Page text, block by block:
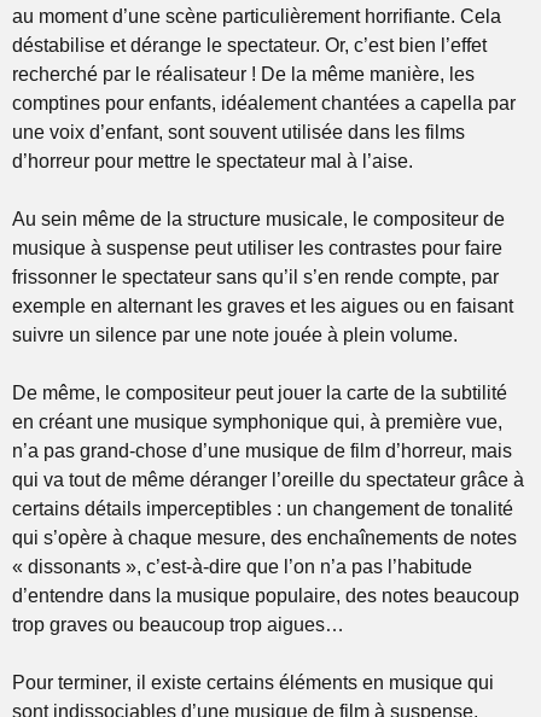
au moment d’une scène particulièrement horrifiante. Cela
déstabilise et dérange le spectateur. Or, c’est bien l’effet
recherché par le réalisateur ! De la même manière, les
comptines pour enfants, idéalement chantées a capella par
une voix d’enfant, sont souvent utilisée dans les films
d’horreur pour mettre le spectateur mal à l’aise.
Au sein même de la structure musicale, le compositeur de
musique à suspense peut utiliser les contrastes pour faire
frissonner le spectateur sans qu’il s’en rende compte, par
exemple en alternant les graves et les aigues ou en faisant
suivre un silence par une note jouée à plein volume.
De même, le compositeur peut jouer la carte de la subtilité
en créant une musique symphonique qui, à première vue,
n’a pas grand-chose d’une musique de film d’horreur, mais
qui va tout de même déranger l’oreille du spectateur grâce à
certains détails imperceptibles : un changement de tonalité
qui s’opère à chaque mesure, des enchaînements de notes
« dissonants », c’est-à-dire que l’on n’a pas l’habitude
d’entendre dans la musique populaire, des notes beaucoup
trop graves ou beaucoup trop aigues…
Pour terminer, il existe certains éléments en musique qui
sont indissociables d’une musique de film à suspense,